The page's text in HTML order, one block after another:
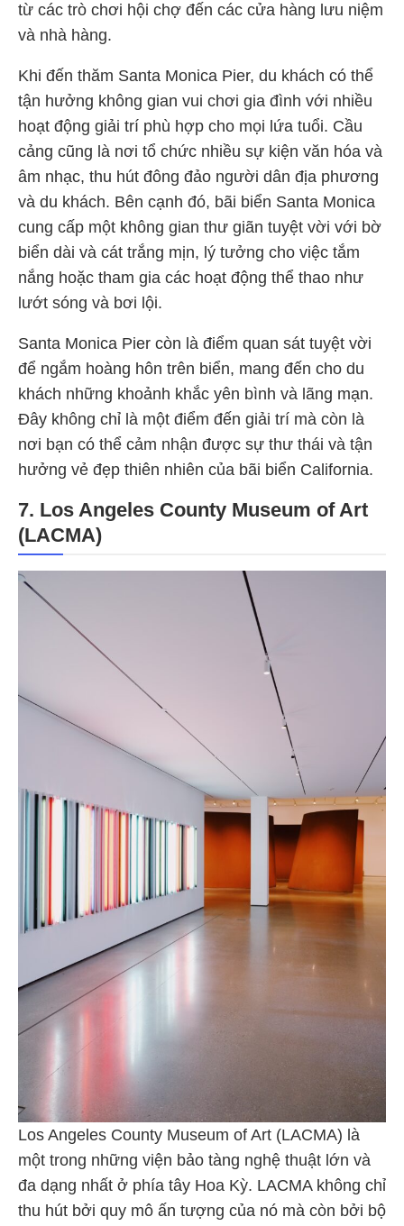
từ các trò chơi hội chợ đến các cửa hàng lưu niệm
và nhà hàng.
Khi đến thăm Santa Monica Pier, du khách có thể
tận hưởng không gian vui chơi gia đình với nhiều
hoạt động giải trí phù hợp cho mọi lứa tuổi. Cầu
cảng cũng là nơi tổ chức nhiều sự kiện văn hóa và
âm nhạc, thu hút đông đảo người dân địa phương
và du khách. Bên cạnh đó, bãi biển Santa Monica
cung cấp một không gian thư giãn tuyệt vời với bờ
biển dài và cát trắng mịn, lý tưởng cho việc tắm
nắng hoặc tham gia các hoạt động thể thao như
lướt sóng và bơi lội.
Santa Monica Pier còn là điểm quan sát tuyệt vời
để ngắm hoàng hôn trên biển, mang đến cho du
khách những khoảnh khắc yên bình và lãng mạn.
Đây không chỉ là một điểm đến giải trí mà còn là
nơi bạn có thể cảm nhận được sự thư thái và tận
hưởng vẻ đẹp thiên nhiên của bãi biển California.
7. Los Angeles County Museum of Art
(LACMA)
Los Angeles County Museum of Art (LACMA) là
một trong những viện bảo tàng nghệ thuật lớn và
đa dạng nhất ở phía tây Hoa Kỳ. LACMA không chỉ
thu hút bởi quy mô ấn tượng của nó mà còn bởi bộ